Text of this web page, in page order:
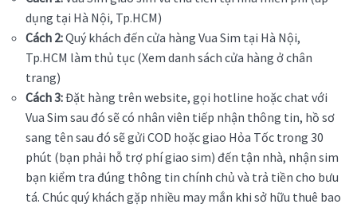
dụng tại Hà Nội, Tp.HCM)
Cách 2:Quý khách đến cửa hàng Vua Sim tại Hà Nội,
Tp.HCM làm thủ tục (Xem danh sách cửa hàng ở chân
trang)
Cách 3:Đặt hàng trên website, gọi hotline hoặc chat với
Vua Sim sau đó sẽ có nhân viên tiếp nhận thông tin, hồ sơ
sang tên sau đó sẽ gửi COD hoặc giao Hỏa Tốc trong 30
phút (bạn phải hỗ trợ phí giao sim) đến tận nhà, nhận sim
bạn kiểm tra đúng thông tin chính chủ và trả tiền cho bưu
tá. Chúc quý khách gặp nhiều may mắn khi sở hữu thuê bao